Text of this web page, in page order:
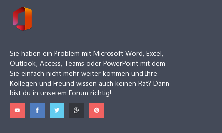
Sie haben ein Problem mit Microsoft Word, Excel,
Outlook, Access, Teams oder PowerPoint mit dem
Sie einfach nicht mehr weiter kommen und Ihre
Kollegen und Freund wissen auch keinen Rat? Dann
bist du in unserem Forum richtig!